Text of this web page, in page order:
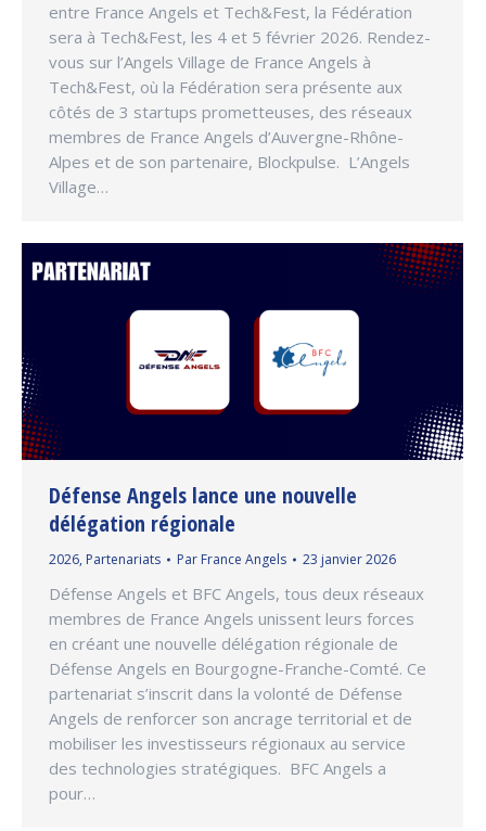
entre France Angels et Tech&Fest, la Fédération
sera à Tech&Fest, les 4 et 5 février 2026. Rendez-
vous sur l’Angels Village de France Angels à
Tech&Fest, où la Fédération sera présente aux
côtés de 3 startups prometteuses, des réseaux
membres de France Angels d’Auvergne-Rhône-
Alpes et de son partenaire, Blockpulse. L’Angels
Village…
Défense Angels lance une nouvelle
délégation régionale
2026, Partenariats Par France Angels 23 janvier 2026
Défense Angels et BFC Angels, tous deux réseaux
membres de France Angels unissent leurs forces
en créant une nouvelle délégation régionale de
Défense Angels en Bourgogne-Franche-Comté. Ce
partenariat s’inscrit dans la volonté de Défense
Angels de renforcer son ancrage territorial et de
mobiliser les investisseurs régionaux au service
des technologies stratégiques. BFC Angels a
pour…